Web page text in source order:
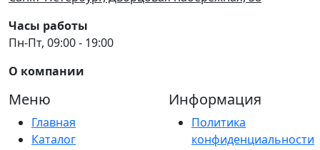
Часы работы
Пн-Пт, 09:00 - 19:00
О компании
Меню
Главная
Каталог
Информация
Политика
конфиденциальности